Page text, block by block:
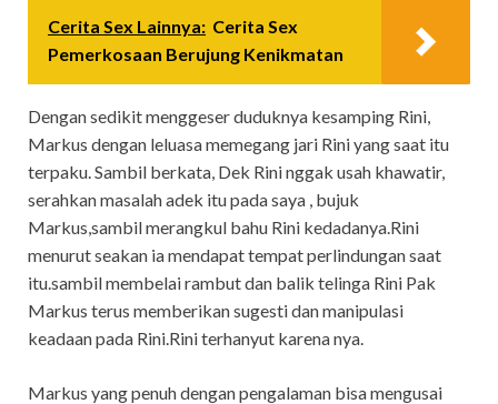
Cerita Sex Lainnya: Cerita Sex
Pemerkosaan Berujung Kenikmatan
Dengan sedikit menggeser duduknya kesamping Rini,
Markus dengan leluasa memegang jari Rini yang saat itu
terpaku. Sambil berkata, Dek Rini nggak usah khawatir,
serahkan masalah adek itu pada saya , bujuk
Markus,sambil merangkul bahu Rini kedadanya.Rini
menurut seakan ia mendapat tempat perlindungan saat
itu.sambil membelai rambut dan balik telinga Rini Pak
Markus terus memberikan sugesti dan manipulasi
keadaan pada Rini.Rini terhanyut karena nya.
Markus yang penuh dengan pengalaman bisa mengusai